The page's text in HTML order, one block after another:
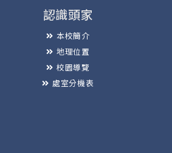
認識頭家
本校簡介
地理位置
校園導覽
處室分機表